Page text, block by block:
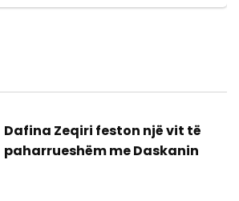
Dafina Zeqiri feston një vit të
paharrueshëm me Daskanin